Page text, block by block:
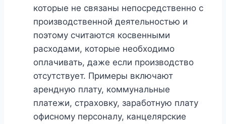
которые не связаны непосредственно с
производственной деятельностью и
поэтому считаются косвенными
расходами, которые необходимо
оплачивать, даже если производство
отсутствует. Примеры включают
арендную плату, коммунальные
платежи, страховку, заработную плату
офисному персоналу, канцелярские